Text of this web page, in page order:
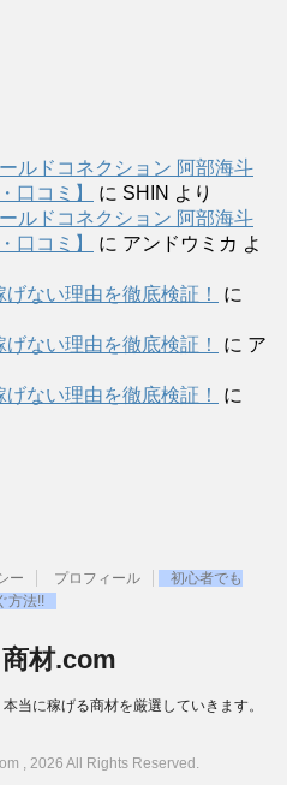
ルドコネクション 阿部海斗
口コミ】
に SHIN より
ルドコネクション 阿部海斗
口コミ】
に アンドウミカ よ
ない理由を徹底検証！
に
ない理由を徹底検証！
に ア
ない理由を徹底検証！
に
ー プロフィール
初心者でも
方法!!
材.com
当に稼げる商材を厳選していきます。
, 2026 All Rights Reserved.